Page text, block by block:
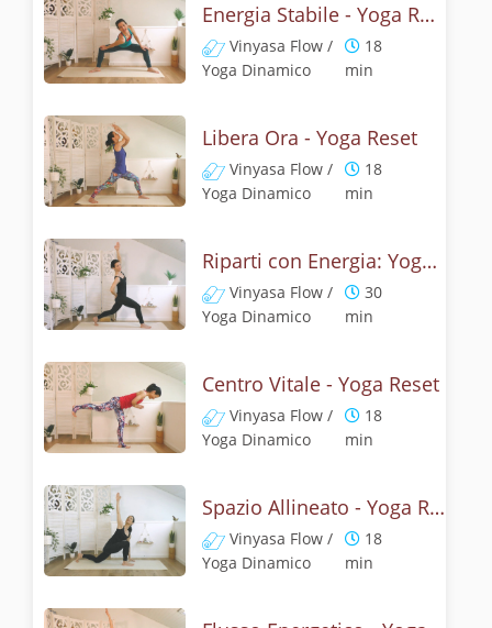
Energia Stabile - Yoga Reset
Vinyasa Flow /
Yoga Dinamico
18
min
Libera Ora - Yoga Reset
Vinyasa Flow /
Yoga Dinamico
18
min
Riparti con Energia: Yoga Reset
Vinyasa Flow /
Yoga Dinamico
30
min
Centro Vitale - Yoga Reset
Vinyasa Flow /
Yoga Dinamico
18
min
Spazio Allineato - Yoga Reset
Vinyasa Flow /
Yoga Dinamico
18
min